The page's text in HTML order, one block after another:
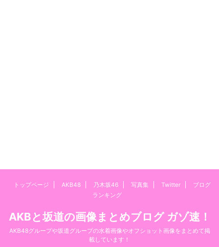
トップページ AKB48 乃木坂46 写真集 Twitter
ブログ
ランキング
AKBと坂道の画像まとめブログ ガゾ速！
AKB48グループや坂道グループの水着画像やオフショット画像をまとめて掲
載しています！